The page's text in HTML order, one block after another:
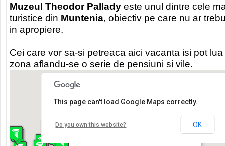
Muzeul Theodor Pallady este unul dintre cele
turistice din Muntenia, obiectiv pe care nu ar
in apropiere.
Cei care vor sa-si petreaca aici vacanta isi pot lua
zona aflandu-se o serie de pensiuni si vile.